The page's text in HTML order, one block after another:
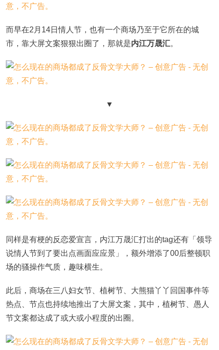
而早在2月14日情人节，也有一个商场乃至于它所在的城
市，靠大屏文案狠狠出圈了，那就是内江万晟汇。
▼
同样是有梗的反恋爱宣言，内江万晟汇打出的tag还有「领导
说情人节到了要出点画面应应景」，额外增添了00后整顿职
场的骚操作气质，趣味横生。
此后，商场在三八妇女节、植树节、大熊猫丫丫回国事件等
热点、节点也持续地推出了大屏文案，其中，植树节、愚人
节文案都达成了或大或小程度的出圈。